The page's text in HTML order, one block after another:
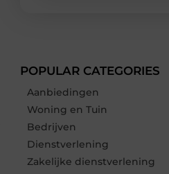
POPULAR CATEGORIES
Aanbiedingen
Woning en Tuin
Bedrijven
Dienstverlening
Zakelijke dienstverlening